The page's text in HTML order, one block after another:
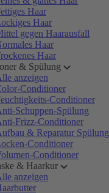
Haar
Haar
gegen Haarausfall
Haar
Haar
& Spülung
anzeigen
Conditioner
Conditioner
Schuppen-Spülung
Frizz-Conditioner
& Reparatur Spülung
Conditioner
Conditioner
& Haarkur
anzeigen